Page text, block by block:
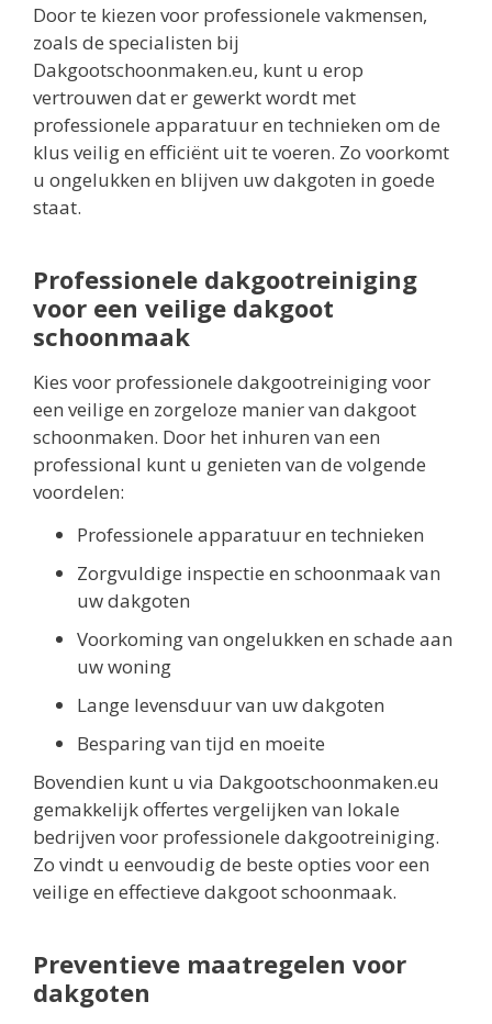
Door te kiezen voor professionele vakmensen,
zoals de specialisten bij
Dakgootschoonmaken.eu, kunt u erop
vertrouwen dat er gewerkt wordt met
professionele apparatuur en technieken om de
klus veilig en efficiënt uit te voeren. Zo voorkomt
u ongelukken en blijven uw dakgoten in goede
staat.
Professionele dakgootreiniging
voor een veilige dakgoot
schoonmaak
Kies voor professionele dakgootreiniging voor
een veilige en zorgeloze manier van dakgoot
schoonmaken. Door het inhuren van een
professional kunt u genieten van de volgende
voordelen:
Professionele apparatuur en technieken
Zorgvuldige inspectie en schoonmaak van
uw dakgoten
Voorkoming van ongelukken en schade aan
uw woning
Lange levensduur van uw dakgoten
Besparing van tijd en moeite
Bovendien kunt u via Dakgootschoonmaken.eu
gemakkelijk offertes vergelijken van lokale
bedrijven voor professionele dakgootreiniging.
Zo vindt u eenvoudig de beste opties voor een
veilige en effectieve dakgoot schoonmaak.
Preventieve maatregelen voor
dakgoten